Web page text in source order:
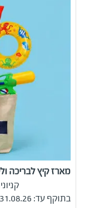
מארז קיץ לבריכה ולים ב-19.90 ₪
בתוקף עד: 31.08.26